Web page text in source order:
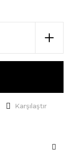
Karşılaştır